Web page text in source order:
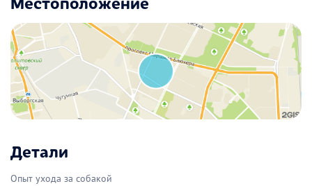
Детали
Опыт ухода за собакой